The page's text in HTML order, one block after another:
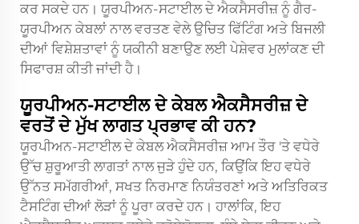
ਕਰ ਸਕਦੇ ਹਨ। ਯੂਰਪੀਅਨ-ਸਟਾਈਲ ਦੇ ਐਕਸੈਸਰੀਜ਼ ਨੂੰ ਗੈਰ-
ਯੂਰਪੀਅਨ ਕੇਬਲਾਂ ਨਾਲ ਵਰਤਣ ਵੇਲੇ ਉਚਿਤ ਫਿੱਟਿੰਗ ਅਤੇ ਬਿਜਲੀ
ਦੀਆਂ ਵਿਸ਼ੇਸ਼ਤਾਵਾਂ ਨੂੰ ਯਕੀਨੀ ਬਣਾਉਣ ਲਈ ਪੇਸ਼ੇਵਰ ਮੁਲਾਂਕਣ ਦੀ
ਸਿਫਾਰਸ਼ ਕੀਤੀ ਜਾਂਦੀ ਹੈ।
ਯੂਰਪੀਅਨ-ਸਟਾਈਲ ਦੇ ਕੇਬਲ ਐਕਸੈਸਰੀਜ਼ ਦੇ
ਵਰਤੋਂ ਦੇ ਮੁੱਖ ਲਾਗਤ ਪ੍ਰਭਾਵ ਕੀ ਹਨ?
ਯੂਰਪੀਅਨ-ਸਟਾਈਲ ਦੇ ਕੇਬਲ ਐਕਸੈਸਰੀਜ਼ ਆਮ ਤੌਰ 'ਤੇ ਵਧੇਰੇ
ਉੱਚ ਸ਼ੁਰੂਆਤੀ ਲਾਗਤਾਂ ਨਾਲ ਜੁੜੇ ਹੁੰਦੇ ਹਨ, ਕਿਉਂਕਿ ਇਹ ਵਧੇਰੇ
ਉੱਨਤ ਸਮੱਗਰੀਆਂ, ਸਖਤ ਨਿਰਮਾਣ ਨਿਯੰਤਰਣਾਂ ਅਤੇ ਅਤਿਰਿਕਤ
ਟੈਸਟਿੰਗ ਦੀਆਂ ਲੋੜਾਂ ਨੂੰ ਪੂਰਾ ਕਰਦੇ ਹਨ। ਹਾਲਾਂਕਿ, ਇਹ